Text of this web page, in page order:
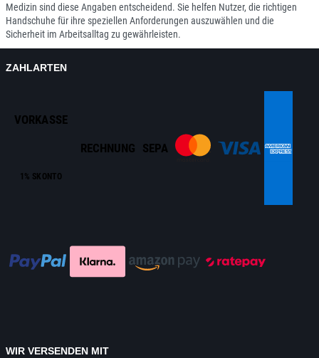
Medizin sind diese Angaben entscheidend. Sie helfen Nutzer, die richtigen
Handschuhe für ihre speziellen Anforderungen auszuwählen und die
Sicherheit im Arbeitsalltag zu gewährleisten.
ZAHLARTEN
VORKASSE
1% SKONTO
RECHNUNG SEPA
WIR VERSENDEN MIT